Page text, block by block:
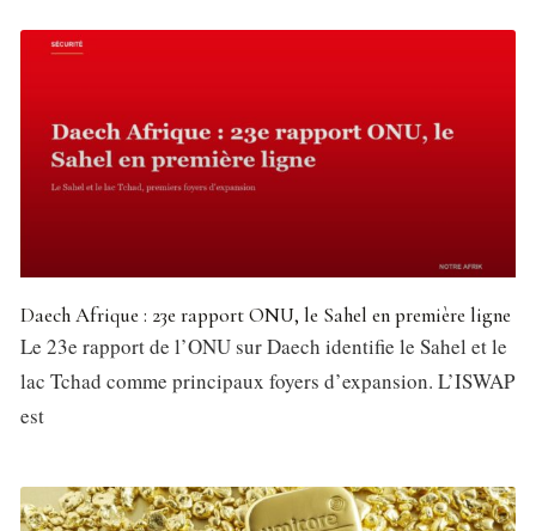
Daech Afrique : 23e rapport ONU, le Sahel en première ligne
Le 23e rapport de l’ONU sur Daech identifie le Sahel et le
lac Tchad comme principaux foyers d’expansion. L’ISWAP
est